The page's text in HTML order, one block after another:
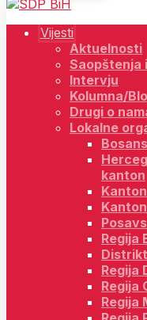
Vijesti
Aktuelnosti
Saopštenja
Intervju
Kolumna/
Drugi o
Lokalne
kanton
Regija
Regija
Regija
Regija